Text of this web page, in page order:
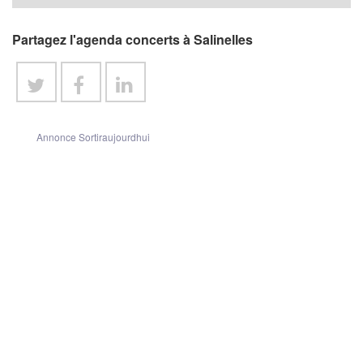
Partagez l'agenda concerts à Salinelles
Annonce Sortiraujourdhui